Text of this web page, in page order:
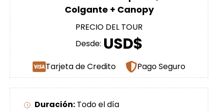
Colgante + Canopy
PRECIO DEL TOUR
Desde: USD$
Tarjeta de Credito Pago Seguro
Duración: Todo el día